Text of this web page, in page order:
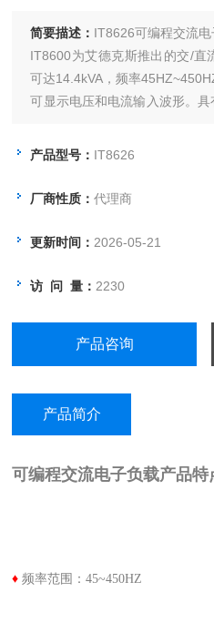
简要描述： IT8626可编程交流电
IT8600为艾德克斯推出的交/直
可达14.4kVA，频率
可显示电压和电流输入波形。
析待测物性能。内建标准GPIB/
产品型号： IT8626
厂商性质：代理商
更新时间：2026-05-21
访 问 量：2230
产品咨询
产品简介
可编程交流电子负载产品特
♦频率范围：45~450HZ